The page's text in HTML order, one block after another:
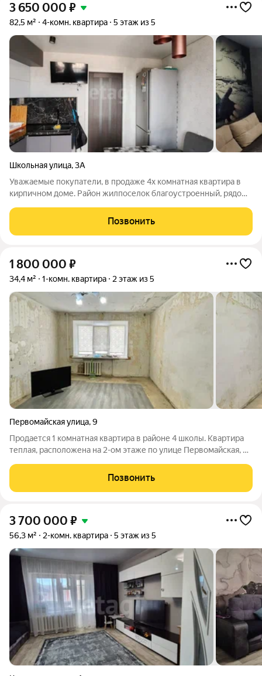
3 650 000 ₽
82,5 м² 4-комн. квартира 5 этаж из 5
Школьная улица,3А
Уважаемые покупатели, в продаже 4х комнатная квартира в
кирпичном доме. Район жилпоселок благоустроенный, рядом
супермаркеты. Квартира просторная, комнаты изолированные.
Окна выходят на обе
Позвонить
1 800 000 ₽
34,4 м² 1-комн. квартира 2 этаж из 5
Первомайская улица,9
Продается 1 комнатная квартира в районе 4 школы. Квартира
теплая, расположена на 2-ом этаже по улице Первомайская, 9.
квадратный метров. Санузел совмещен, стены обшиты
пластиковыми панелями, на
Позвонить
3 700 000 ₽
56,3 м² 2-комн. квартира 5 этаж из 5